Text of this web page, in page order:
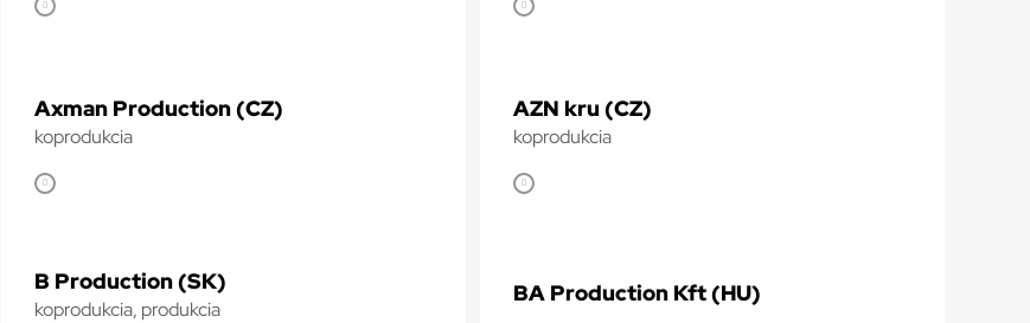
Axman Production (CZ)
koprodukcia
AZN kru (CZ)
koprodukcia
B Production (SK)
koprodukcia, produkcia
BA Production Kft (HU)